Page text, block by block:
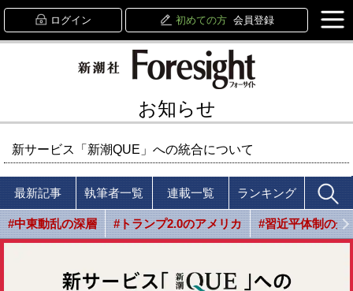
ログイン 初めての方 会員登録
お知らせ
新サービス「新潮QUE」への統合について
最新記事 執筆者一覧 連載一覧 ランキング
#中東動乱の深層 #トランプ2.0のアメリカ #習近平体制の光